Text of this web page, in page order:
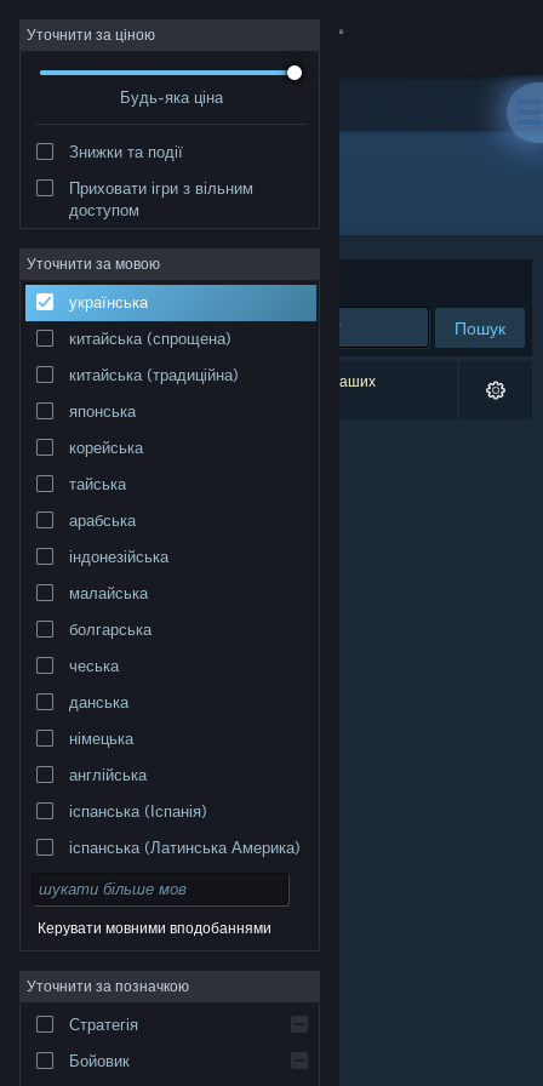
Увійти
Крамниця
Інформація
Підтримка
Змінити мову
Переглянути повну версію
© Valve Corporation. Усі права захищено. Усі
Юридична інформація
підписника Steam
cookie
Уточнити за ціною
Будь-яка ціна
Знижки та події
Приховати ігри з вільним
доступом
Уточнити за мовою
українська
китайська (спрощена)
китайська (традиційна)
японська
корейська
тайська
арабська
індонезійська
малайська
болгарська
чеська
данська
німецька
англійська
іспанська (Іспанія)
іспанська (Латинська Америка)
Керувати мовними вподобаннями
Уточнити за позначкою
Стратегія
Бойовик
Видавець: gurkenlabs
Упорядкувати за доречністю
Пошук
Результатів вашого пошуку: 0. Відповідно до ваших
уподобань було виключено 1 найменування.